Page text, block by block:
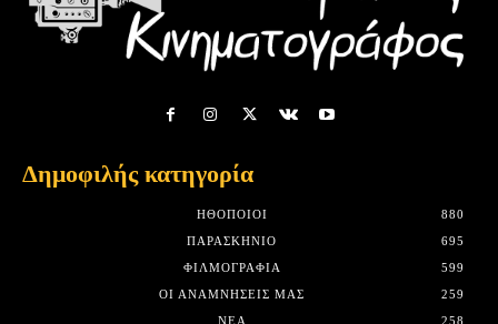
Δημοφιλής κατηγορία
HΘΟΠΟΙΟΊ
880
ΠΑΡΑΣΚΉΝΙΟ
695
ΦΙΛΜΟΓΡΑΦΊΑ
599
ΟΙ ΑΝΑΜΝΉΣΕΙΣ ΜΑΣ
259
ΝΈΑ
258